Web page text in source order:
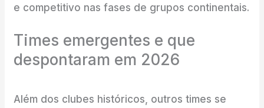
e competitivo nas fases de grupos continentais.
Times emergentes e que
despontaram em 2026
Além dos clubes históricos, outros times se